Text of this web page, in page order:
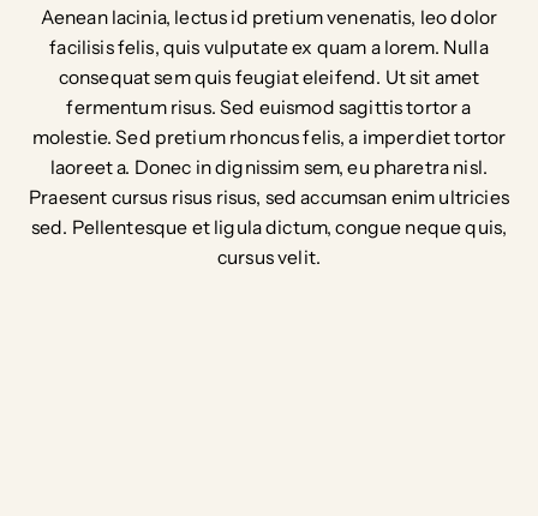
Aenean lacinia, lectus id pretium venenatis, leo dolor
facilisis felis, quis vulputate ex quam a lorem. Nulla
consequat sem quis feugiat eleifend. Ut sit amet
fermentum risus. Sed euismod sagittis tortor a
molestie. Sed pretium rhoncus felis, a imperdiet tortor
laoreet a. Donec in dignissim sem, eu pharetra nisl.
Praesent cursus risus risus, sed accumsan enim ultricies
sed. Pellentesque et ligula dictum, congue neque quis,
cursus velit.